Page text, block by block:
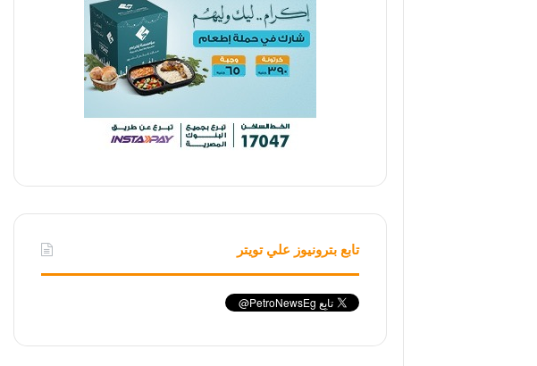
تابع بترونيوز علي تويتر